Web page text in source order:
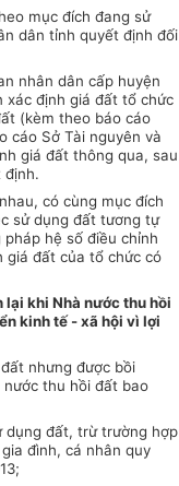
mục đích đang sử
dân tỉnh quyết định đối
nhân dân cấp huyện
xác định giá đất tổ chức
(kèm theo báo cáo
cáo Sở Tài nguyên và
giá đất thông qua, sau
định.
có cùng mục đích
sử dụng đất tương tự
hệ số điều chỉnh
giá đất của tổ chức có
lại khi Nhà nước thu hồi
kinh tế - xã hội vì lợi
nhưng được bồi
nước thu hồi đất bao
dụng đất, trừ trường hợp
đình, cá nhân quy